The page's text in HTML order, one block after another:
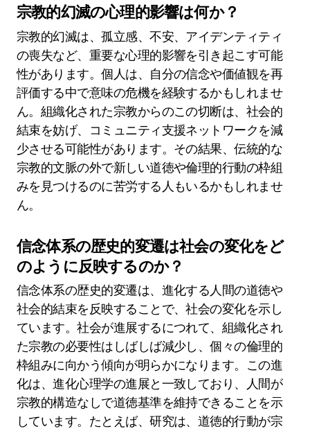
宗教的幻滅の心理的影響は何か？
宗教的幻滅は、孤立感、不安、アイデンティティ
の喪失など、重要な心理的影響を引き起こす可能
性があります。個人は、自分の信念や価値観を再
評価する中で意味の危機を経験するかもしれませ
ん。組織化された宗教からのこの切断は、社会的
結束を妨げ、コミュニティ支援ネットワークを減
少させる可能性があります。その結果、伝統的な
宗教的文脈の外で新しい道徳や倫理的行動の枠組
みを見つけるのに苦労する人もいるかもしれませ
ん。
信念体系の歴史的変遷は社会の変化をど
のように反映するのか？
信念体系の歴史的変遷は、進化する人間の道徳や
社会的結束を反映することで、社会の変化を示し
ています。社会が進展するにつれて、組織化され
た宗教の必要性はしばしば減少し、個々の倫理的
枠組みに向かう傾向が明らかになります。この進
化は、進化心理学の進展と一致しており、人間が
宗教的構造なしで道徳基準を維持できることを示
しています。たとえば、研究は、道徳的行動が宗